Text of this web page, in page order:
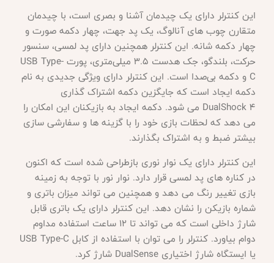
این کنترلر دارای یک چیدمان آشنا و بصری است، با چیدمان
متقارن چوب های آنالوگ، یک پد جهت، چهار دکمه صورت و
چهار دکمه شانه. این کنترلر همچنین دارای پد لمسی، سنسور
حرکت، بلندگو، جک هدست 3.5 میلی‌متری، پورت
USB Type-
C و دکمه بی‌صدا است. این کنترلر دارای ویژگی جدیدی به نام
دکمه ایجاد است که جایگزین دکمه اشتراک گذاری
DualShock 4 می شود. دکمه ایجاد به بازیکنان این امکان را
می دهد که لحظات بازی خود را با گزینه ها و سفارشی سازی
بیشتر ضبط و به اشتراک بگذارند.
این کنترلر دارای یک نوار نوری بازطراحی شده است که اکنون
در کناره های پد لمسی قرار دارد. نوار نور با توجه به زمینه
بازی تغییر رنگ می دهد و همچنین می تواند میزان باتری و
شماره بازیکن را نشان دهد. این کنترلر دارای یک باتری قابل
شارژ داخلی است که می تواند تا 12 ساعت استفاده مداوم
دوام بیاورد. کنترلر را می توان با استفاده از کابل USB Type-C
یا ایستگاه شارژ اختیاری DualSense شارژ کرد.